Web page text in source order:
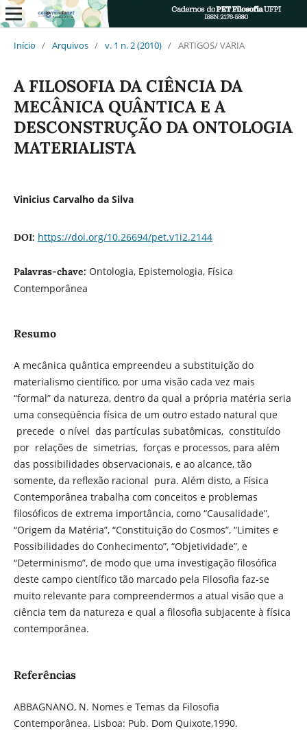
Início / Arquivos / v. 1 n. 2 (2010) / ARTIGOS/ VARIA
A FILOSOFIA DA CIÊNCIA DA
MECÂNICA QUÂNTICA E A
DESCONSTRUÇÃO DA ONTOLOGIA
MATERIALISTA
Vinicius Carvalho da Silva
DOI: https://doi.org/10.26694/pet.v1i2.2144
Palavras-chave: Ontologia, Epistemologia, Física
Contemporânea
Resumo
A mecânica quântica empreendeu a substituição do
materialismo científico, por uma visão cada vez mais
“formal” da natureza, dentro da qual a própria matéria seria
uma conseqüência física de um outro estado natural que
precede o nível das partículas subatômicas, constituído
por relações de simetrias, forças e processos, para além
das possibilidades observacionais, e ao alcance, tão
somente, da reflexão racional pura. Além disto, a Física
Contemporânea trabalha com conceitos e problemas
filosóficos de extrema importância, como “Causalidade”,
“Origem da Matéria”, “Constituição do Cosmos”, “Limites e
Possibilidades do Conhecimento”, “Objetividade”, e
“Determinismo”, de modo que uma investigação filosófica
deste campo científico tão marcado pela Filosofia faz-se
muito relevante para compreendermos a atual visão que a
ciência tem da natureza e qual a filosofia subjacente à física
contemporânea.
Referências
ABBAGNANO, N. Nomes e Temas da Filosofia
Contemporânea. Lisboa: Pub. Dom Quixote,1990.